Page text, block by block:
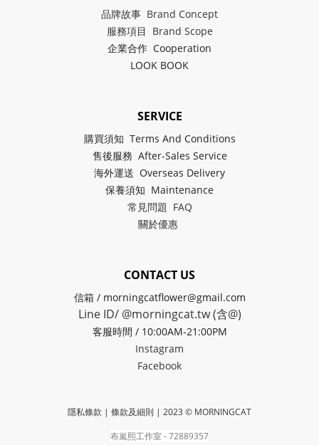
品牌故事 Brand Concept
服務項目 Brand Scope
企業合作 Cooperation
LOOK BOOK
SERVICE
購買須知 Terms And Conditions
售後服務 After-Sales Service
海外運送 Overseas Delivery
保養須知 Maintenance
常見問題 FAQ
關於優惠
CONTACT US
信箱 / morningcatflower@gmail.com
Line ID/ @morningcat.tw (含@)
客服時間 / 10:00AM-21:00PM
Instagram
Facebook
隱私條款 | 條款及細則 | 2023 © MORNINGCAT
布嵐熙工作室 - 72889357